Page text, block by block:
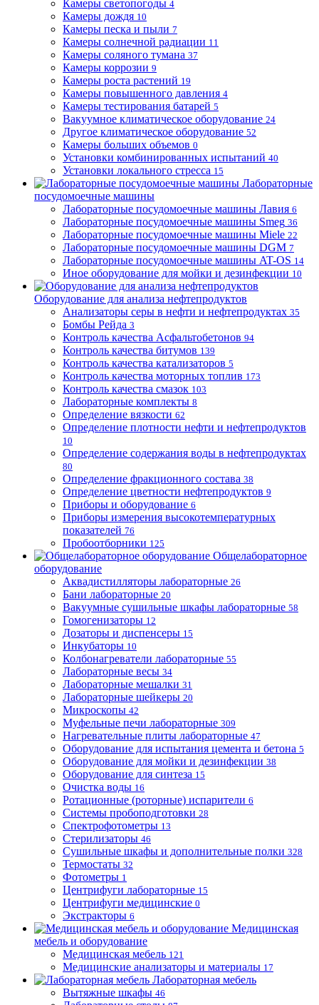
Камеры светопогоды 4
Камеры дождя 10
Камеры песка и пыли 7
Камеры солнечной радиации 11
Камеры соляного тумана 37
Камеры коррозии 9
Камеры роста растений 19
Камеры повышенного давления 4
Камеры тестирования батарей 5
Вакуумное климатическое оборудование 24
Другое климатическое оборудование 52
Камеры больших объемов 0
Установки комбинированных испытаний 40
Установки локального стресса 15
Лабораторные
посудомоечные машины
Лабораторные посудомоечные машины Лавия 6
Лабораторные посудомоечные машины Smeg 36
Лабораторные посудомоечные машины Miele 22
Лабораторные посудомоечные машины DGM 7
Лабораторные посудомоечные машины AT-OS 14
Иное оборудование для мойки и дезинфекции 10
Оборудование для анализа нефтепродуктов
Анализаторы серы в нефти и нефтепродуктах 35
Бомбы Рейда 3
Контроль качества Асфальтобетонов 94
Контроль качества битумов 139
Контроль качества катализаторов 5
Контроль качества моторных топлив 173
Контроль качества смазок 103
Лабораторные комплекты 8
Определение вязкости 62
Определение плотности нефти и нефтепродуктов
10
Определение содержания воды в нефтепродуктах
80
Определение фракционного состава 38
Определение цветности нефтепродуктов 9
Приборы и оборудование 6
Приборы измерения высокотемпературных
показателей 76
Пробоотборники 125
Общелабораторное
оборудование
Аквадистилляторы лабораторные 26
Бани лабораторные 20
Вакуумные сушильные шкафы лабораторные 58
Гомогенизаторы 12
Дозаторы и диспенсеры 15
Инкубаторы 10
Колбонагреватели лабораторные 55
Лабораторные весы 34
Лабораторные мешалки 31
Лабораторные шейкеры 20
Микроскопы 42
Муфельные печи лабораторные 309
Нагревательные плиты лабораторные 47
Оборудование для испытания цемента и бетона 5
Оборудование для мойки и дезинфекции 38
Оборудование для синтеза 15
Очистка воды 16
Ротационные (роторные) испарители 6
Системы пробоподготовки 28
Спектрофотометры 13
Стерилизаторы 46
Сушильные шкафы и дополнительные полки 328
Термостаты 32
Фотометры 1
Центрифуги лабораторные 15
Центрифуги медицинские 0
Экстракторы 6
Медицинская
мебель и оборудование
Медицинская мебель 121
Медицинские анализаторы и материалы 17
Лабораторная мебель
Вытяжные шкафы 46